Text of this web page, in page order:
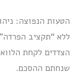
הטעות הנפוצה:
ללא “תקציב
הצדדים לקחת
שנחתם ההסכם.